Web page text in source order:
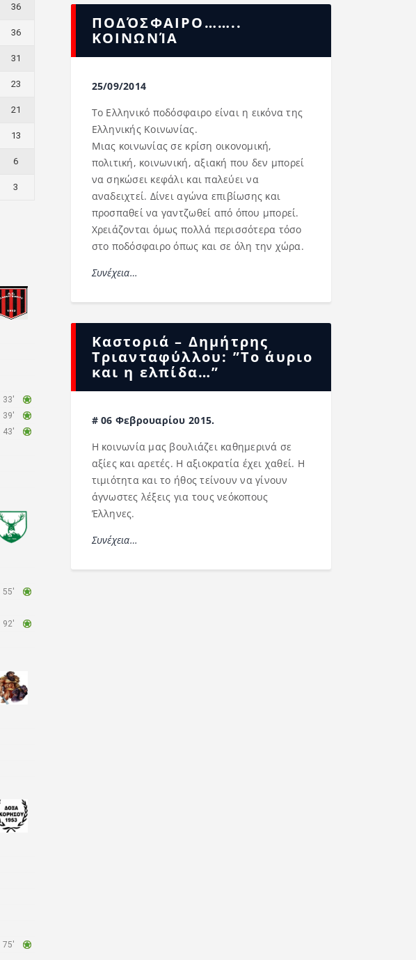
36
36
31
23
21
13
6
3
33′
39′
43′
55′
92′
75′
ΠΟΔΌΣΦΑΙΡΟ……..
ΚΟΙΝΩΝΊΑ
25/09/2014
Το Ελληνικό ποδόσφαιρο είναι η εικόνα της
Ελληνικής Κοινωνίας.
Μιας κοινωνίας σε κρίση οικονομική,
πολιτική, κοινωνική, αξιακή που δεν μπορεί
να σηκώσει κεφάλι και παλεύει να
αναδειχτεί. Δίνει αγώνα επιβίωσης και
προσπαθεί να γαντζωθεί από όπου μπορεί.
Χρειάζονται όμως πολλά περισσότερα τόσο
στο ποδόσφαιρο όπως και σε όλη την χώρα.
Συνέχεια…
Καστοριά – Δημήτρης
Τριανταφύλλου: ”Το άυριο
και η ελπίδα…”
# 06 Φεβρουαρίου 2015.
Η κοινωνία μας βουλιάζει καθημερινά σε
αξίες και αρετές. Η αξιοκρατία έχει χαθεί. Η
τιμιότητα και το ήθος τείνουν να γίνουν
άγνωστες λέξεις για τους νεόκοπους
Έλληνες.
Συνέχεια…